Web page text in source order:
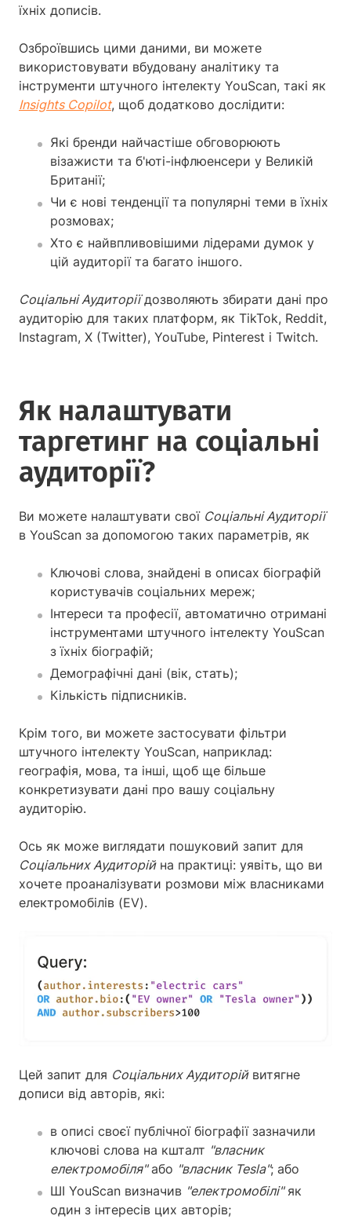
їхніх дописів.
Озброївшись цими даними, ви можете
використовувати вбудовану аналітику та
інструменти штучного інтелекту YouScan, такі як
Insights Copilot, щоб додатково дослідити:
Які бренди найчастіше обговорюють
візажисти та б'юті-інфлюенсери у Великій
Британії;
Чи є нові тенденції та популярні теми в їхніх
розмовах;
Хто є найвпливовішими лідерами думок у
цій аудиторії та багато іншого.
Соціальні Аудиторіїдозволяють збирати дані про
аудиторію для таких платформ, як TikTok, Reddit,
Instagram, X (Twitter), YouTube, Pinterest і Twitch.
Як налаштувати
таргетинг на соціальні
аудиторії?
Ви можете налаштувати свої Соціальні Аудиторії
в YouScan за допомогою таких параметрів, як
Ключові слова, знайдені в описах біографій
користувачів соціальних мереж;
Інтереси та професії, автоматично отримані
інструментами штучного інтелекту YouScan
з їхніх біографій;
Демографічні дані (вік, стать);
Кількість підписників.
Крім того, ви можете застосувати фільтри
штучного інтелекту YouScan, наприклад:
географія, мова, та інші, щоб ще більше
конкретизувати дані про вашу соціальну
аудиторію.
Ось як може виглядати пошуковий запит для
Соціальних Аудиторійна практиці: уявіть, що ви
хочете проаналізувати розмови між власниками
електромобілів (EV).
Цей запит для Соціальних Аудиторійвитягне
дописи від авторів, які:
в описі своєї публічної біографії зазначили
ключові слова на кшталт "власник
електромобіля"або "власник Tesla"; або
ШІ YouScan визначив "електромобілі"як
один з інтересів цих авторів;